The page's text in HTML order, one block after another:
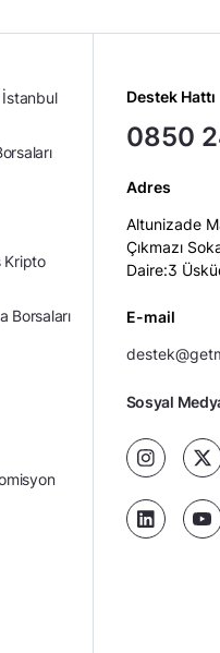
İstanbul
Kripto
Borsaları
Destek Hattı
0850
Adres
Altunizade
Çıkmazı
Daire:3
E-mail
Sosyal